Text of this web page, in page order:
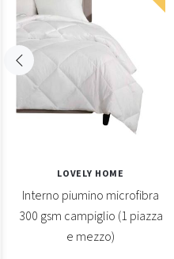
LOVELY HOME
Interno piumino microfibra
300 gsm campiglio (1 piazza
e mezzo)